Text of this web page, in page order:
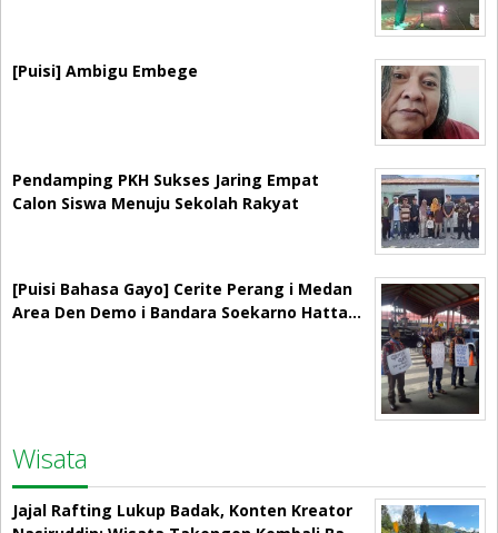
[Puisi] Ambigu Embege
Pendamping PKH Sukses Jaring Empat
Calon Siswa Menuju Sekolah Rakyat
[Puisi Bahasa Gayo] Cerite Perang i Medan
Area Den Demo i Bandara Soekarno Hatta…
Wisata
Jajal Rafting Lukup Badak, Konten Kreator